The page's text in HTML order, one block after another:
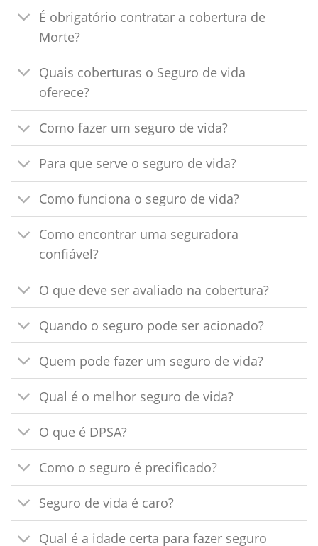
É obrigatório contratar a cobertura de
Morte?
Quais coberturas o Seguro de vida
oferece?
Como fazer um seguro de vida?
Para que serve o seguro de vida?
Como funciona o seguro de vida?
Como encontrar uma seguradora
confiável?
O que deve ser avaliado na cobertura?
Quando o seguro pode ser acionado?
Quem pode fazer um seguro de vida?
Qual é o melhor seguro de vida?
O que é DPSA?
Como o seguro é precificado?
Seguro de vida é caro?
Qual é a idade certa para fazer seguro